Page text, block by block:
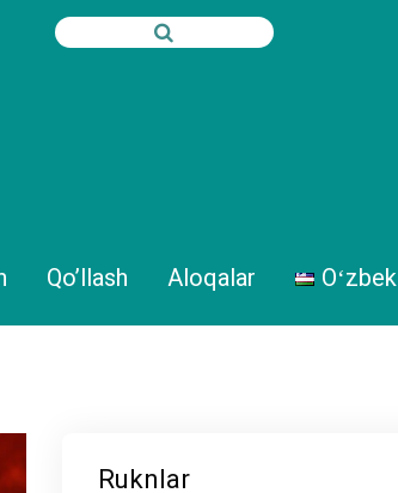
Qo’llash Aloqalar Oʻzbek
Ruknlar